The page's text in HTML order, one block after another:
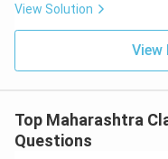
View Solution
View
Top Maharashtra
Questions